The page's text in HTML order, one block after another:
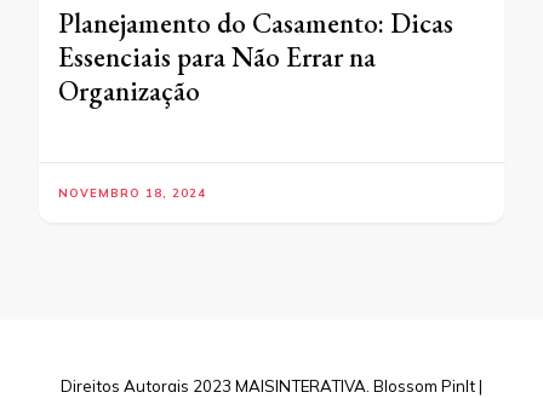
Planejamento do Casamento: Dicas
Essenciais para Não Errar na
Organização
NOVEMBRO 18, 2024
Direitos Autorais 2023 MAISINTERATIVA. Blossom PinIt |